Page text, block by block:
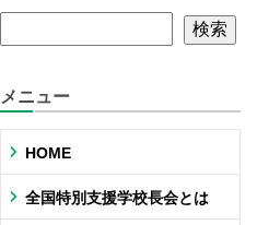
メニュー
HOME
全国特別支援学校長会とは